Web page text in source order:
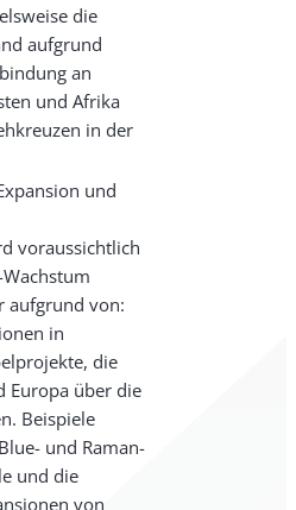
die
aufgrund
an
und Afrika
in der
und
voraussichtlich
aufgrund von:
in
die
Europa über die
Beispiele
und Raman-
und die
von